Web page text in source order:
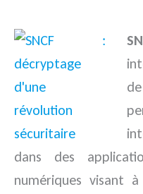
dans des
numériques visant